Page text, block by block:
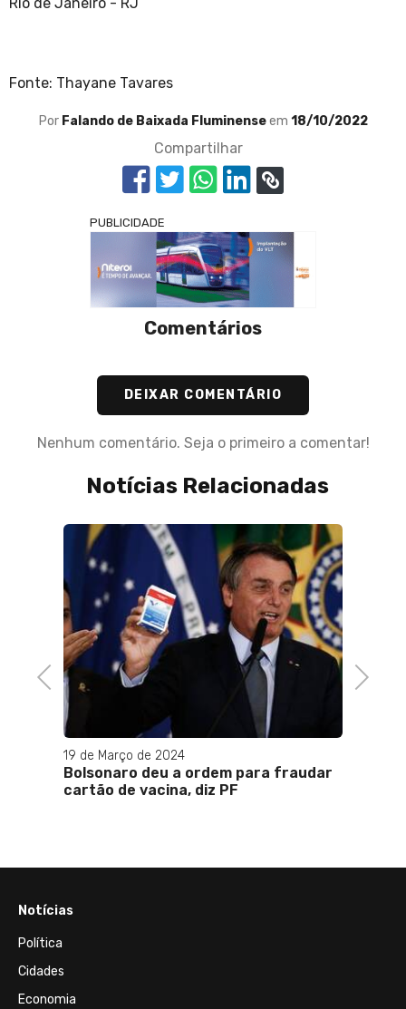
Rio de Janeiro - RJ
Fonte: Thayane Tavares
Por Falando de Baixada Fluminenseem 18/10/2022
Compartilhar
PUBLICIDADE
Comentários
DEIXAR COMENTÁRIO
Nenhum comentário. Seja o primeiro a comentar!
Notícias Relacionadas
Previous
19 de Março de 2024
Bolsonaro deu a ordem para fraudar
cartão de vacina, diz PF
Next
Notícias
Política
Cidades
Economia